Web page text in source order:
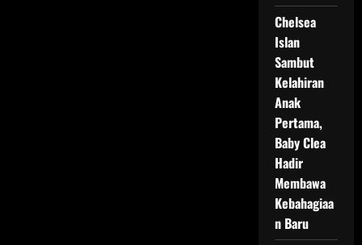
Chelsea
Islan
Sambut
Kelahiran
Anak
Pertama,
Baby Clea
Hadir
Membawa
Kebahagiaa
n Baru